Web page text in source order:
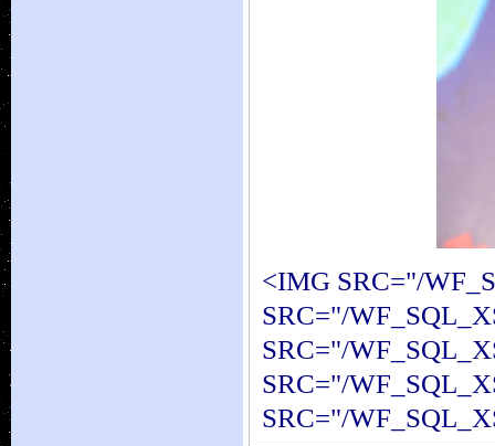
<IMG SRC="/
SRC="/
SRC="/
SRC="/
SRC="/